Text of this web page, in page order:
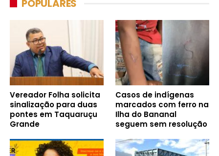
POPULARES
Vereador Folha solicita
sinalização para duas
pontes em Taquaruçu
Grande
Casos de indígenas
marcados com ferro na
Ilha do Bananal
seguem sem resolução